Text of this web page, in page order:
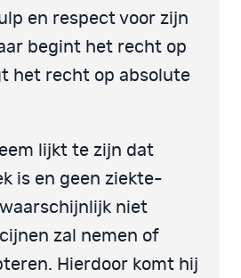
en respect voor zijn
begint het recht op
het recht op absolute
lijkt te zijn dat
is en geen ziekte-
niet
zal nemen of
Hierdoor komt hij